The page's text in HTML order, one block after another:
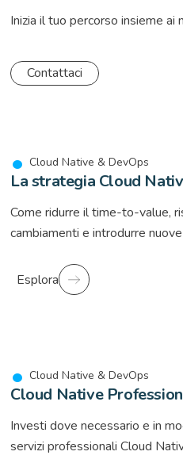
Inizia il tuo percorso insieme ai
Contattaci
Cloud Native & DevOps
La strategia Cloud
Come ridurre il time-to-value,
cambiamenti e introdurre
Esplora
Cloud Native & DevOps
Cloud Native
Investi dove necessario e in
servizi professionali Cloud